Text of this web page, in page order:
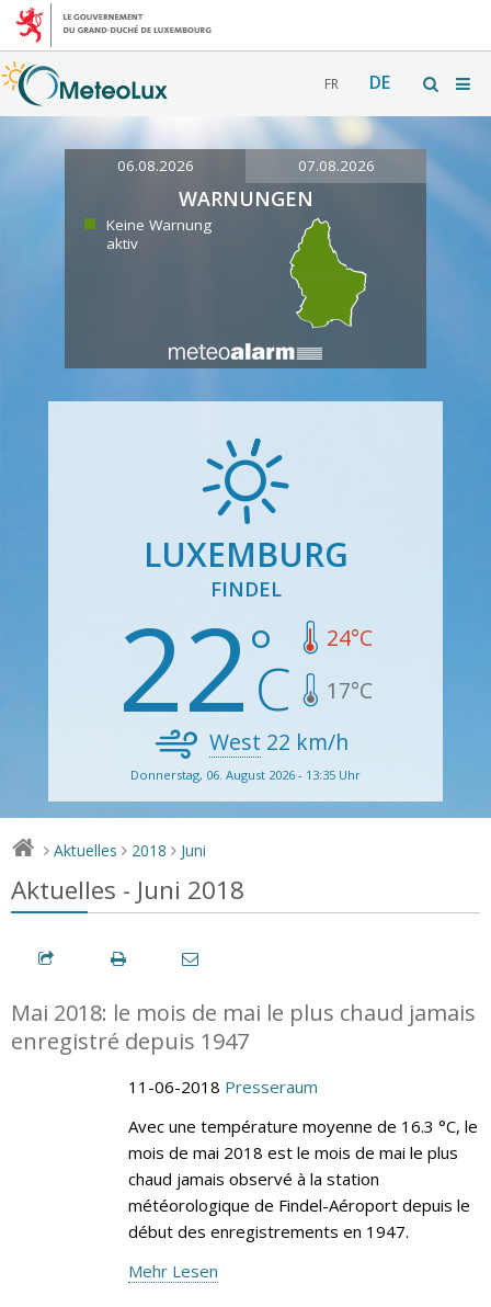
FR DE
06.08.2026 07.08.2026
WARNUNGEN
Keine Warnung
aktiv
LUXEMBURG
FINDEL
22 24°C
17°C
West 22 km/h
Donnerstag, 06. August 2026 - 13:35 Uhr
> Aktuelles > 2018 > Juni
Aktuelles - Juni 2018
Mai 2018: le mois de mai le plus chaud jamais
enregistré depuis 1947
11-06-2018 Presseraum
Avec une température moyenne de 16.3 °C, le
mois de mai 2018 est le mois de mai le plus
chaud jamais observé à la station
météorologique de Findel-Aéroport depuis le
début des enregistrements en 1947.
Mehr Lesen